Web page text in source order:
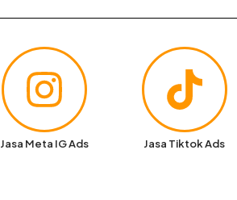
Jasa Meta IG Ads Jasa Tiktok Ads